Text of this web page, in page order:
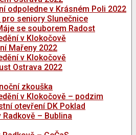
odpoledne v Krásném Poli 2022
pro seniory Slunečnice
se souborem Radost
v Klokočově
Mařeny 2022
v Klokočově
Ostrava 2022
zkouška
v Klokočově – podzim
otevření DK Poklad
Radkově – Bublina